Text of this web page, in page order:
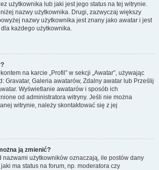
użytkownika lub jaki jest jego status na tej witrynie.
nazwy użytkownika. Drugi, zazwyczaj większy
nazwy użytkownika jest znany jako awatar i jest
każdego użytkownika.
na karcie „Profil” w sekcji „Awatar”, używając
Gravatar, Galeria awatarów, Zdalny awatar lub Prześlij
Wyświetlanie awatarów i sposób ich
od administratora witryny. Jeśli nie można
witrynie, należy skontaktować się z jej
ją zmienić?
nazwami użytkowników oznaczają, ile postów dany
ma status na forum, np. moderatora czy